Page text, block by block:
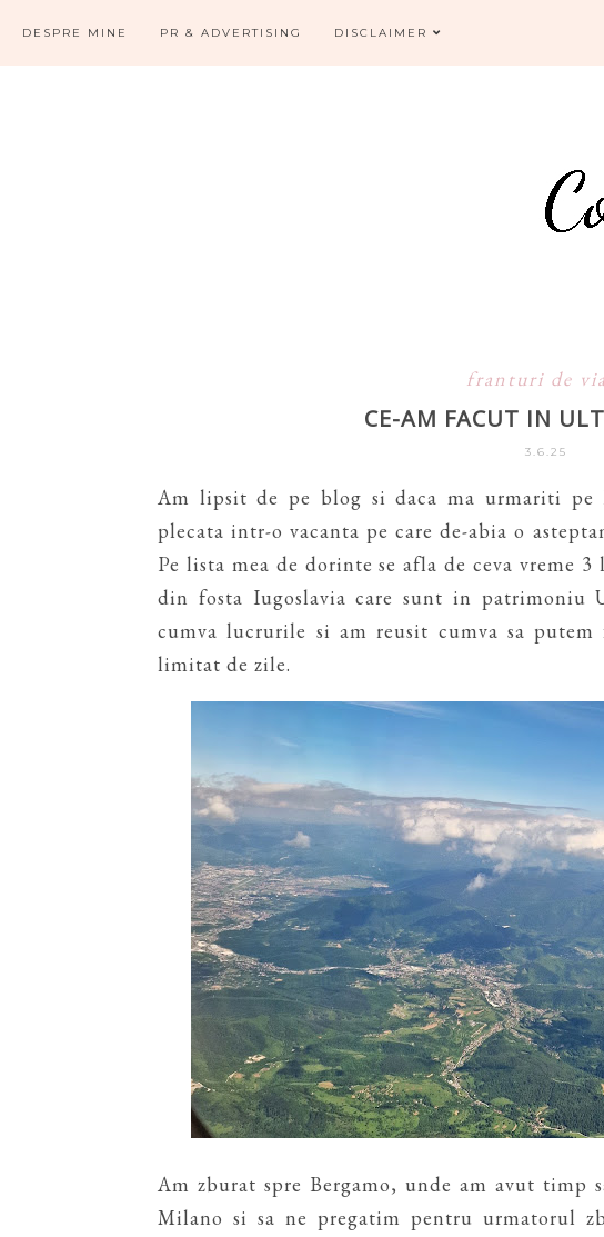
DESPRE MINE PR & ADVERTISING DISCLAIMER
franturi de
CE-AM FACUT IN
3.6.25
Am lipsit de pe blog si daca ma urmariti
plecata intr-o vacanta pe care de-abia o
Pe lista mea de dorinte se afla de ceva vreme
din fosta Iugoslavia care sunt in patrimoniu
cumva lucrurile si am reusit cumva sa
limitat de zile.
Am zburat spre Bergamo, unde am avut timp
Milano si sa ne pregatim pentru urmatorul